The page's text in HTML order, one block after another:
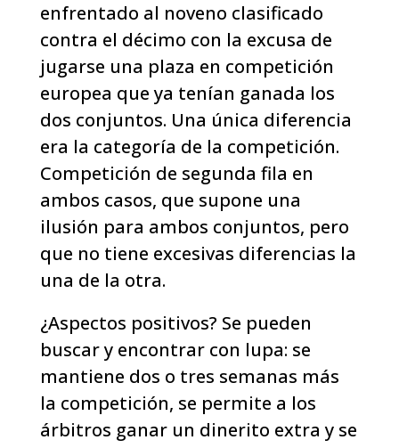
enfrentado al noveno clasificado
contra el décimo con la excusa de
jugarse una plaza en competición
europea que ya tenían ganada los
dos conjuntos. Una única diferencia
era la categoría de la competición.
Competición de segunda fila en
ambos casos, que supone una
ilusión para ambos conjuntos, pero
que no tiene excesivas diferencias la
una de la otra.
¿Aspectos positivos? Se pueden
buscar y encontrar con lupa: se
mantiene dos o tres semanas más
la competición, se permite a los
árbitros ganar un dinerito extra y se